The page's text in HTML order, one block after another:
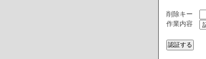
削除キー
作業内容